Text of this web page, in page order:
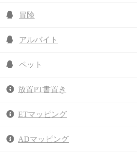
冒険
アルバイト
ペット
放置PT書置き
ETマッピング
ADマッピング